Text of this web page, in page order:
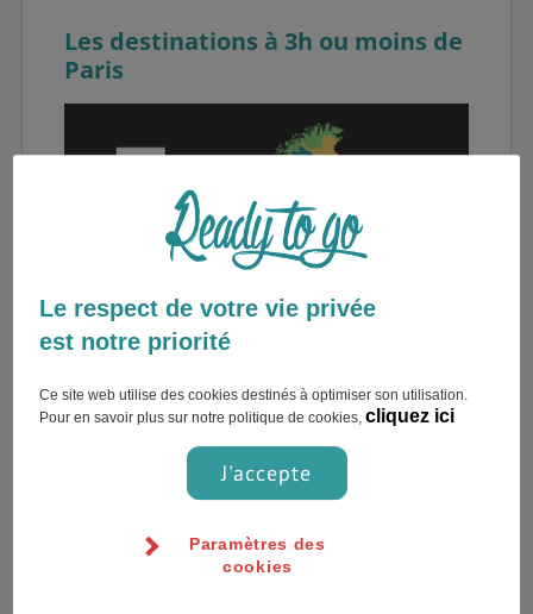
Les destinations à 3h ou moins de
Paris
Budapest: 2h15
Séville
: 2h30
Le respect de votre vie privée
est notre priorité
Ce site web utilise des cookies destinés à optimiser son utilisation.
Pour en savoir plus sur notre politique de cookies,cliquez ici
J'accepte
Paramètres des
cookies